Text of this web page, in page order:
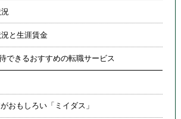
と生涯賃金
できるおすすめの転職サービス
おもしろい「ミイダス」